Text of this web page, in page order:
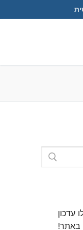
עדכון
באתר!